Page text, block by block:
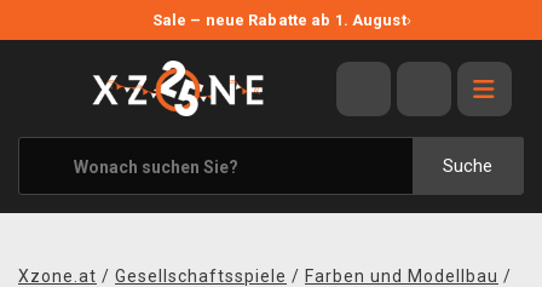
Sale – neue Rabatte ab 1. August›
Suche
ANGEBOTE
ALLE MARKEN
XZONE ORIGINALS
KLEIDUNG & ACCESSOIRES
Xzone.at / Gesellschaftsspiele / Farben und Modellbau /